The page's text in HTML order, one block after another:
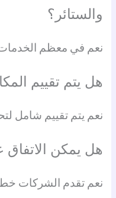
والستائر؟
نعم في معظم
هل يتم تقييم
نعم يتم تقييم شامل
هل يمكن
نعم تقدم الشركات